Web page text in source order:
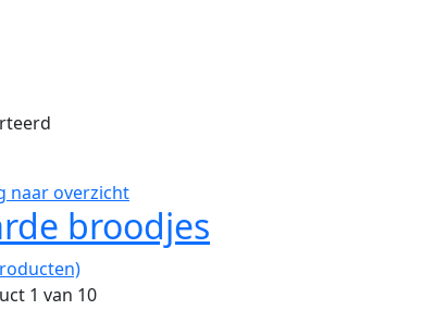
naar overzicht
broodjes
1 van 10